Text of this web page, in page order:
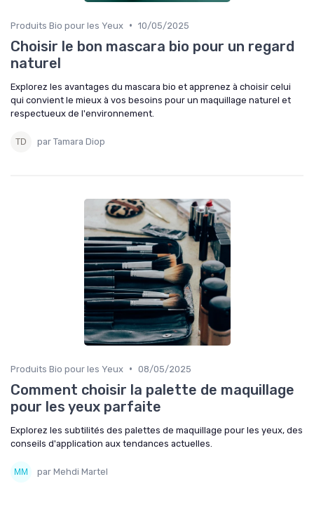
Produits Bio pour les Yeux • 10/05/2025
Choisir le bon mascara bio pour un regard
naturel
Explorez les avantages du mascara bio et apprenez à choisir celui
qui convient le mieux à vos besoins pour un maquillage naturel et
respectueux de l'environnement.
par Tamara Diop
Produits Bio pour les Yeux • 08/05/2025
Comment choisir la palette de maquillage
pour les yeux parfaite
Explorez les subtilités des palettes de maquillage pour les yeux, des
conseils d'application aux tendances actuelles.
par Mehdi Martel